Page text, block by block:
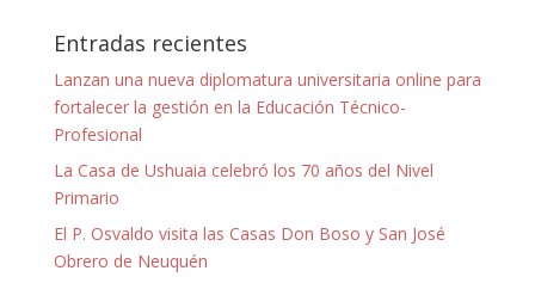
Entradas recientes
Lanzan una nueva diplomatura universitaria online para
fortalecer la gestión en la Educación Técnico-
Profesional
La Casa de Ushuaia celebró los 70 años del Nivel
Primario
El P. Osvaldo visita las Casas Don Boso y San José
Obrero de Neuquén